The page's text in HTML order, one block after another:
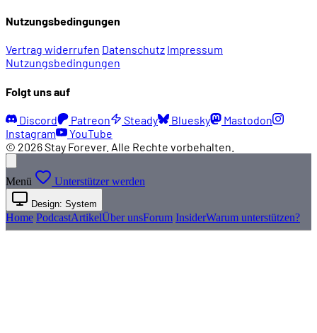
Nutzungsbedingungen
Vertrag widerrufen Datenschutz Impressum
Nutzungsbedingungen
Folgt uns auf
Discord Patreon Steady Bluesky
Mastodon
Instagram
YouTube
© 2026 Stay Forever. Alle Rechte vorbehalten.
Menü Unterstützer werden
Design: System
Home PodcastArtikelÜber unsForum InsiderWarum unterstützen?